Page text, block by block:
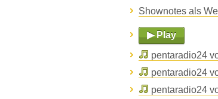
Shownotes als
▶ Play
pentaradio24
pentaradio24
pentaradio24